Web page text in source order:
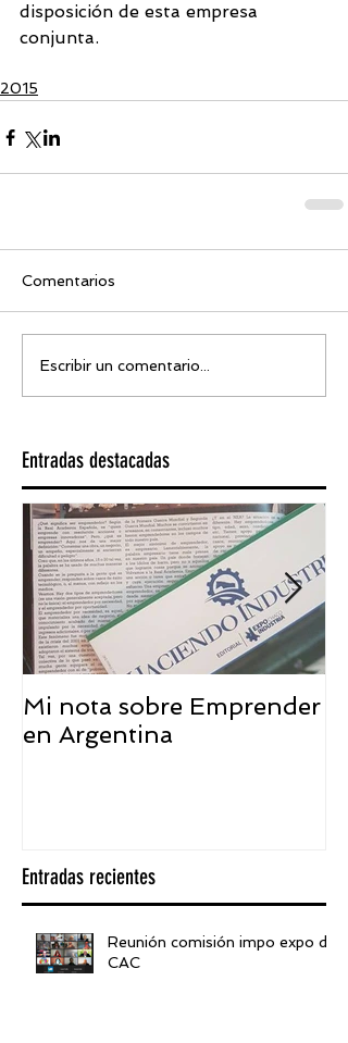
disposición de esta empresa
conjunta.
2015
Comentarios
Escribir un comentario...
Entradas destacadas
Mi nota sobre Emprender
en Argentina
Entradas recientes
Reunión comisión impo expo de
CAC